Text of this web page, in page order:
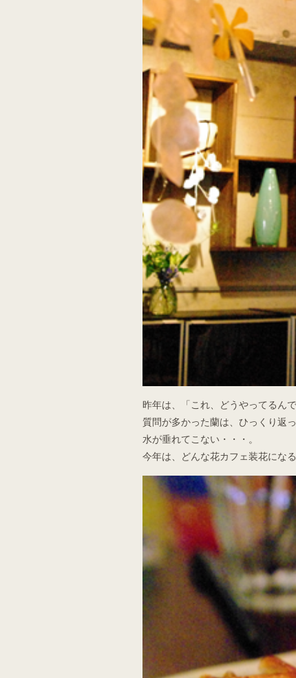
昨年は、「これ、どうやってるん
質問が多かった蘭は、ひっくり返
水が垂れてこない・・・。
今年は、どんな花カフェ装花にな